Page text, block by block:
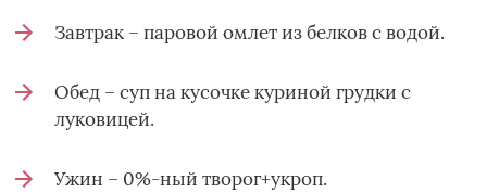
Завтрак – паровой омлет из белков с водой.
Обед – суп на кусочке куриной грудки с
луковицей.
Ужин – 0%-ный творог+укроп.